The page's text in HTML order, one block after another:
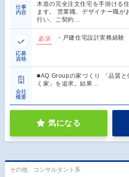
仕事
内容
木造の完全注文住宅を手掛ける
ます。 営業職、デザイナー職が
行い、ご契約…
応募
資格
必須 ・戸建住宅設計実務経
会社
概要
■AQ Groupの家づくり 「品質
く家」を追求。結果…
気になる
その他、コンサルタント系